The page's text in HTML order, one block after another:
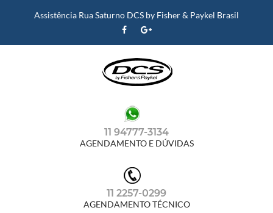
Assistência Rua Saturno DCS by Fisher & Paykel Brasil
11 94777-3134
AGENDAMENTO E DÚVIDAS
11 2257-0299
AGENDAMENTO TÉCNICO